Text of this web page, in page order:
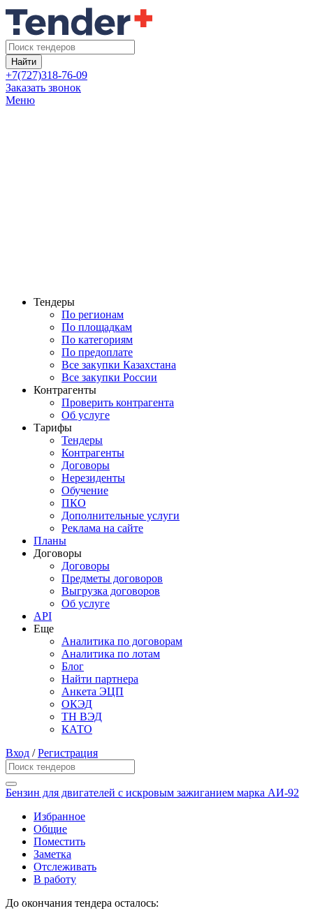
Найти
+7(727)318-76-09
Заказать звонок
Меню
Тендеры
По регионам
По площадкам
По категориям
По предоплате
Все закупки Казахстана
Все закупки России
Контрагенты
Проверить контрагента
Об услуге
Тарифы
Тендеры
Контрагенты
Договоры
Нерезиденты
Обучение
ПКО
Дополнительные услуги
Реклама на сайте
Планы
Договоры
Договоры
Предметы договоров
Выгрузка договоров
Об услуге
API
Еще
Аналитика по договорам
Аналитика по лотам
Блог
Найти партнера
Анкета ЭЦП
ОКЭД
ТН ВЭД
КАТО
Вход /Регистрация
Бензин для двигателей с искровым зажиганием марка АИ-92
Избранное
Общие
Поместить
Заметка
Отслеживать
В работу
До окончания тендера осталось: